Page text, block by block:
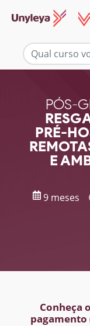
PÓS-
PRÉ-
E
9 meses
Conheça
pagamento